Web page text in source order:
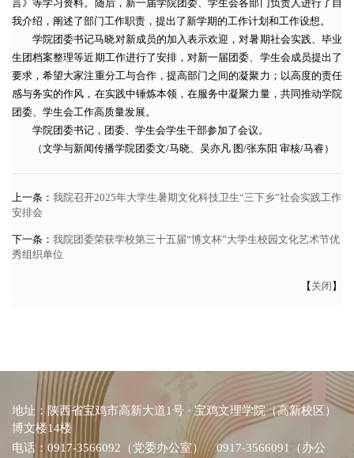
言》等学习资料。随后，新一届学院团委、学生会各部门负责人进行了自
我介绍，阐述了部门工作职责，提出了新学期的工作计划和工作设想。
学院团委书记马晓对新成员的加入表示欢迎，对暑期社会实践、毕业
生团档案整理等近期工作进行了安排，对新一届团委、学生会成员提出了
要求，希望大家注重分工与合作，提高部门之间的凝聚力；以高度的责任
感与务实的作风，在实践中锤炼本领，在服务中凝聚力量，共同推动学院
团委、学生会工作高质量发展。
学院团委书记，团委、学生会学生干部参加了会议。
（文学与新闻传播学院团委文/马晓、吴亦凡 图/张东阳 审核/马睿）
上一条： 我院召开2025年大学生暑期文化科技卫生“三下乡”社会实践工作
安排会
下一条： 我院团委荣获学校第三十五届“博文杯”大学生校园文化艺术节优
秀组织单位
【 关闭 】
地址：陕西省宝鸡市高新大道1号 · 宝鸡文理学院（高新校区）
博文楼14楼
电话：0917-3566092（党委办公室） 0917-3566091（办公